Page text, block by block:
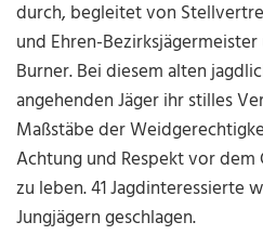
durch, begleitet von
und Ehren-
Burner. Bei diesem alten
angehenden Jäger ihr stilles
Maßstäbe der
Achtung und Respekt vor
zu leben. 41 Jagdinteressierte
Jungjägern geschlagen.